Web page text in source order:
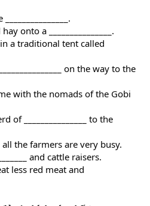
onto a _______________.
a traditional tent called
on the way to the
with the nomads of the Gobi
of _______________ to the
all the farmers are very busy.
and cattle raisers.
less red meat and